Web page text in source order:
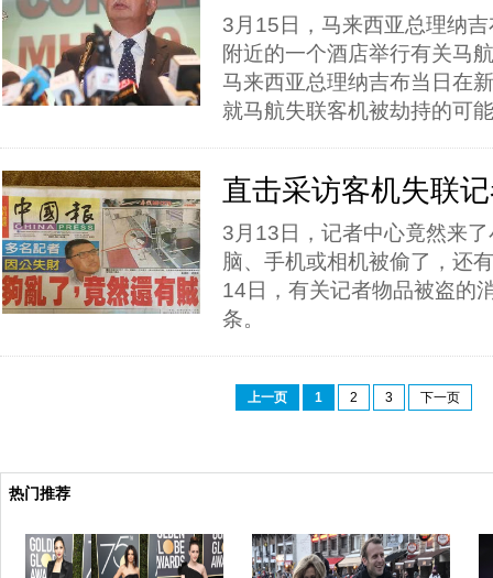
3月15日，马来西亚总理纳
附近的一个酒店举行有关马
马来西亚总理纳吉布当日在
就马航失联客机被劫持的可
直击采访客机失联
3月13日，记者中心竟然来
脑、手机或相机被偷了，还
14日，有关记者物品被盗的
条。
上一页 1 2 3 下一页
热门推荐